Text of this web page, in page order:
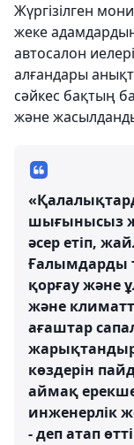
Жүргізілген
жеке
автосалон
алғандары
сәйкес бақтың
және
шығынысыз
әсер етіп,
Ғалымдарды
қорғау және
және
ағаштар
көздерін
аймақ
инженерлік
- деп атап